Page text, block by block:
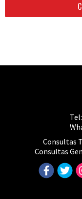
Consultas
Consultas